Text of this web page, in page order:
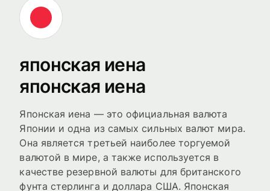
японская иена
японская иена
Японская иена — это официальная валюта
Японии и одна из самых сильных валют мира.
Она является третьей наиболее торгуемой
валютой в мире, а также используется в
качестве резервной валюты для британского
фунта стерлинга и доллара США. Японская